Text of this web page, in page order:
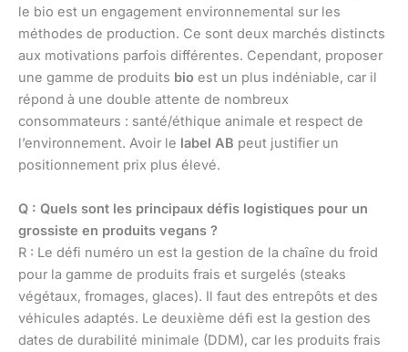
le bio est un engagement environnemental sur les
méthodes de production. Ce sont deux marchés distincts
aux motivations parfois différentes. Cependant, proposer
une gamme de produits bio est un plus indéniable, car il
répond à une double attente de nombreux
consommateurs : santé/éthique animale et respect de
l’environnement. Avoir le label AB peut justifier un
positionnement prix plus élevé.
Q : Quels sont les principaux défis logistiques pour un
grossiste en produits vegans ?
R : Le défi numéro un est la gestion de la chaîne du froid
pour la gamme de produits frais et surgelés (steaks
végétaux, fromages, glaces). Il faut des entrepôts et des
véhicules adaptés. Le deuxième défi est la gestion des
dates de durabilité minimale (DDM), car les produits frais